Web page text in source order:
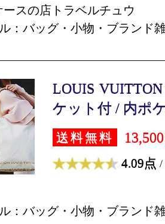
ースの店トラベルチュウ
：バッグ・小物・ブランド
LOUIS
ケット付 / 内ポ
送料無料
4.09点 /
：バッグ・小物・ブランド